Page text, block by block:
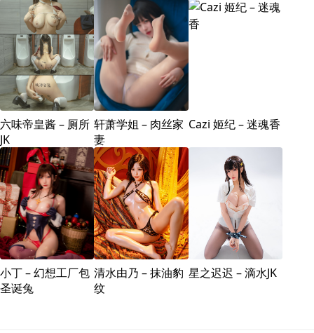
六味帝皇酱 – 厕所
JK
轩萧学姐 – 肉丝家
妻
Cazi 姬纪 – 迷魂香
小丁 – 幻想工厂包
圣诞兔
清水由乃 – 抹油豹
纹
星之迟迟 – 滴水JK